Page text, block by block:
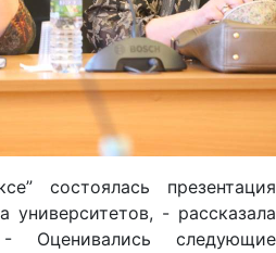
состоялась презентация
университетов, - рассказала
Оценивались следующие